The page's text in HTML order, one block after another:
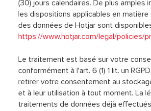
(30) jours calendaires. De plus amples
les dispositions applicables en
des données de Hotjar sont
https://www.hotjar.com/legal/policies/
Le traitement est basé sur votre
conformément à l'art. 6 (1) 1 lit. un
retirer votre consentement au
et à leur utilisation à tout moment. La
traitements de données déjà